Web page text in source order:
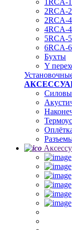
1RCA-
2RCA-
2RCA-
4RCA-
5RCA-
6RCA-
Бухты
Y